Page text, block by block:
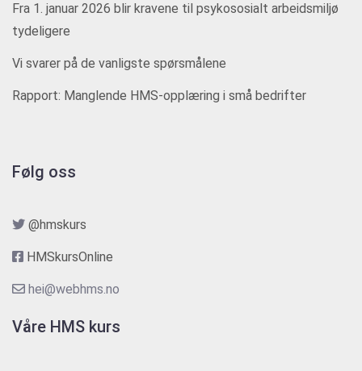
Fra 1. januar 2026 blir kravene til psykososialt arbeidsmiljø
tydeligere
Vi svarer på de vanligste spørsmålene
Rapport: Manglende HMS-opplæring i små bedrifter
Følg oss
@hmskurs
HMSkursOnline
hei@webhms.no
Våre HMS kurs